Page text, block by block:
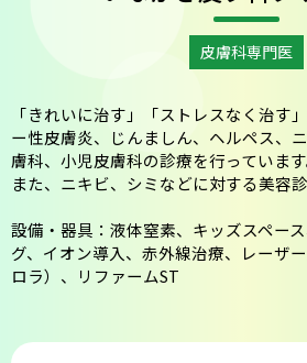
ご入会方法
各種手続き
保険診療
皮膚科専門医
「きれいに治す」「ストレスなく治す
ー性皮膚炎、じんましん、ヘルペス、
膚科、小児皮膚科の診療を行っています
また、ニキビ、シミなどに対する美容
設備・器具：液体窒素、キッズスペー
グ、イオン導入、赤外線治療、レーザ
ロラ）、リファームST